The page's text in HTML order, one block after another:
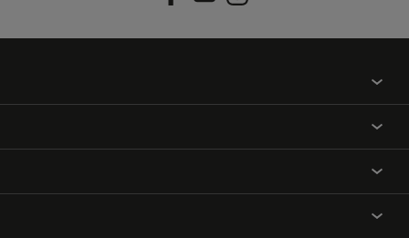
Üzlet kereső
Inspiráció